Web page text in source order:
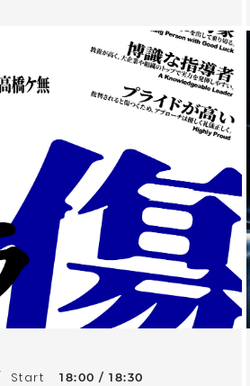
Start 18:00 18:30